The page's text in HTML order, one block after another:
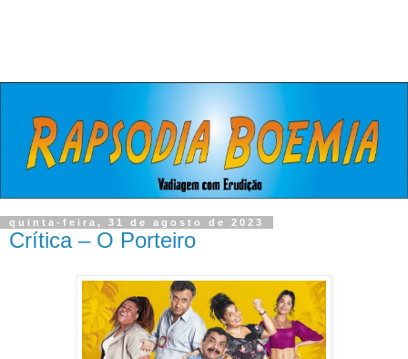
quinta-feira, 31 de agosto de 2023
Crítica – O Porteiro